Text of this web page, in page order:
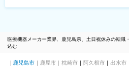
医療機器メーカー業界、鹿児島県、土日祝休みの転職
込む
鹿児島市 鹿屋市 枕崎市 阿久根市 出水市